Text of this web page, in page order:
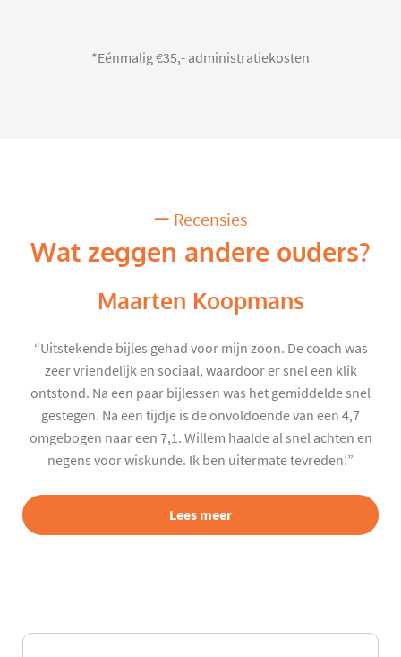
*Eénmalig €35,- administratiekosten
Recensies
Wat zeggen andere ouders?
Maarten Koopmans
“Uitstekende bijles gehad voor mijn zoon. De coach was
zeer vriendelijk en sociaal, waardoor er snel een klik
ontstond. Na een paar bijlessen was het gemiddelde snel
gestegen. Na een tijdje is de onvoldoende van een 4,7
omgebogen naar een 7,1. Willem haalde al snel achten en
negens voor wiskunde. Ik ben uitermate tevreden!”
Lees meer